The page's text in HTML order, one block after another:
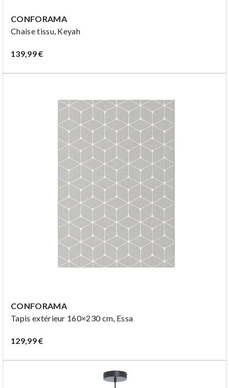
CONFORAMA
Chaise tissu, Keyah
139,99 €
CONFORAMA
Tapis extérieur 160×230 cm, Essa
129,99 €